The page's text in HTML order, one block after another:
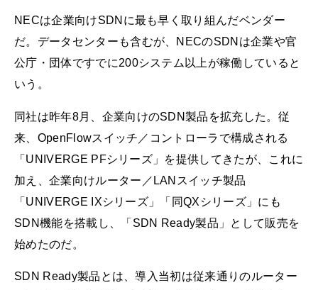
NECは企業向けSDNに最も早く取り組んだベンダー
だ。データセンターも含むが、NECのSDNは企業や官
公庁・団体ですでに200システム以上が稼働していると
いう。
同社は昨年8月、企業向けのSDN製品を拡充した。従
来、OpenFlowスイッチ／コントローラで構成される
「UNIVERGE PFシリーズ」を提供してきたが、これに
加え、企業向けルーター／LANスイッチ製品
「UNIVERGE IXシリーズ」「同QXシリーズ」にも
SDN機能を搭載し、「SDN Ready製品」として販売を
始めたのだ。
SDN Ready製品とは、導入当初は従来通りのルーター